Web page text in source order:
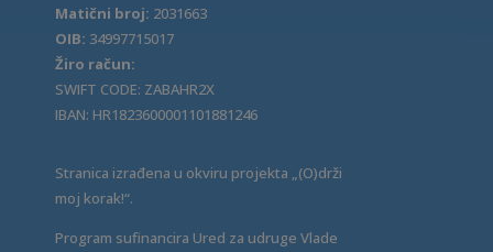
Matični broj: 2031663
OIB: 34997715017
Žiro račun:
SWIFT CODE: ZABAHR2X
IBAN: HR1823600001101881246
Stranica izrađena u okviru projekta „(O)drži
moj korak!“.
Program sufinancira Ured za udruge Vlade